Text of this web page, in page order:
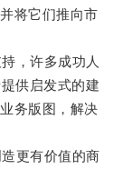
将它们推向市
，许多成功人
供启发式的建
务版图，解决
更有价值的商